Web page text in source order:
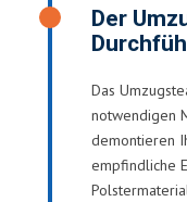
Der
Das
notwendigen
demontieren
empfindliche